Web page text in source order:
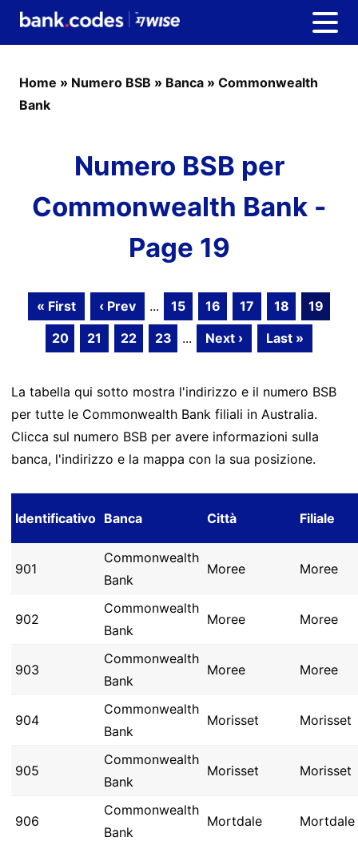
Home » Numero BSB » Banca » Commonwealth
Bank
Numero BSB per
Commonwealth Bank -
Page 19
« First ‹ Prev ... 15 16 17 18
19
20
21 22 23 ... Next › Last »
La tabella qui sotto mostra l'indirizzo e il numero BSB
per tutte le Commonwealth Bank filiali in Australia.
Clicca sul numero BSB per avere informazioni sulla
banca, l'indirizzo e la mappa con la sua posizione.
Identificativo Banca Città Filiale
901
Commonwealth
Bank
Moree Moree
902
Commonwealth
Bank
Moree Moree
903
Commonwealth
Bank
Moree Moree
904
Commonwealth
Bank
Morisset Morisset
905
Commonwealth
Bank
Morisset Morisset
906
Commonwealth
Bank
Mortdale Mortdale